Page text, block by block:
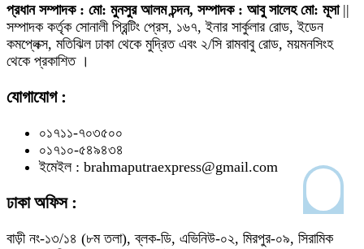
প্রধান সম্পাদক : মো: মুনসুর আলম চন্দন, সম্পাদক : আবু সালেহ মো: মূসা||
সম্পাদক কর্তৃক সোনালী প্রিন্টিং প্রেস, ১৬৭, ইনার সার্কুলার রোড, ইডেন
কমপ্লেক্স, মতিঝিল ঢাকা থেকে মুদ্রিত এবং ২/সি রামবাবু রোড, ময়মনসিংহ
থেকে প্রকাশিত ।
যোগাযোগ :
০১৭১১-৭০৩৫০০
০১৭১০-৫৪৯৪৩৪
ইমেইল : brahmaputraexpress@gmail.com
ঢাকা অফিস :
বাড়ী নং-১৩/১৪ (৮ম তলা), ব্লক-ডি, এভিনিউ-০২, মিরপুর-০৯, সিরামিক